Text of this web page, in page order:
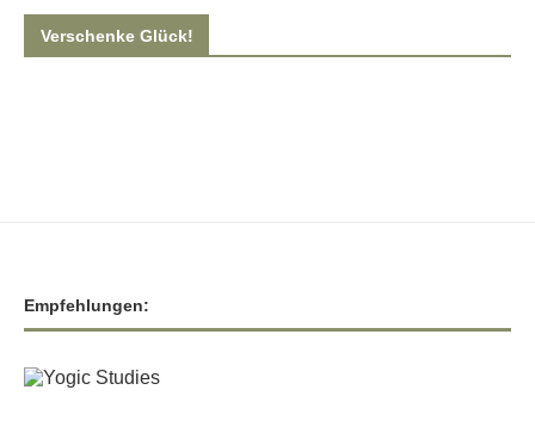
Verschenke Glück!
Empfehlungen: